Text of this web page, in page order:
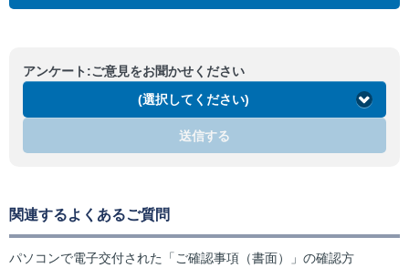
アンケート:ご意見をお聞かせください
(選択してください)
送信する
関連するよくあるご質問
パソコンで電子交付された「ご確認事項（書面）」の確認方